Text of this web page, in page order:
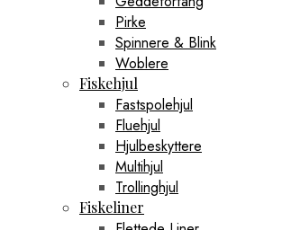
Pirke
Spinnere & Blink
Woblere
Fiskehjul
Fastspolehjul
Fluehjul
Hjulbeskyttere
Multihjul
Trollinghjul
Fiskeliner